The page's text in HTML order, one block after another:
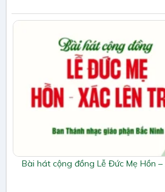
Bài hát cộng đồng Lễ Đức Mẹ Hồn –